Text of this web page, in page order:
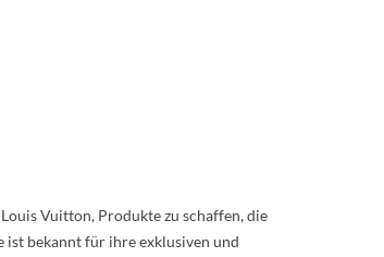
Vuitton, Produkte zu schaffen, die
bekannt für ihre exklusiven und